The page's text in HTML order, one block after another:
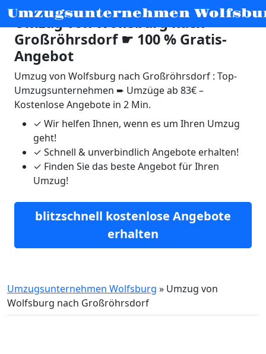
Umzugsunternehmen
Umzug von Wolfsburg nach
Großröhrsdorf ☛ 100 % Gratis-
Angebot
Umzug von Wolfsburg nach Großröhrsdorf : Top-
Umzugsunternehmen ➨ Umzüge ab 83€ –
Kostenlose Angebote in 2 Min.
✓ Wir helfen Ihnen, wenn es um Ihren Umzug
geht!
✓ Schnell & unverbindlich Angebote erhalten!
✓ Finden Sie das beste Angebot für Ihren
Umzug!
blitzschnell kostenlose Angebote
erhalten
Umzugsunternehmen Wolfsburg » Umzug von
Wolfsburg nach Großröhrsdorf